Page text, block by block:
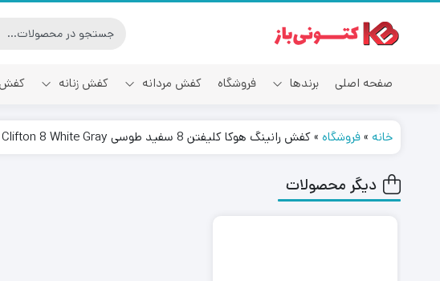
صفحه اصلی برندها
آدیداس
فروشگاه کفش مردانه کفش زنانه کفش
خانه »فروشگاه»کفش رانینگ هوکا کلیفتن 8 سفید طوسی Hoka Clifton 8 White Gray
دیگر محصولات